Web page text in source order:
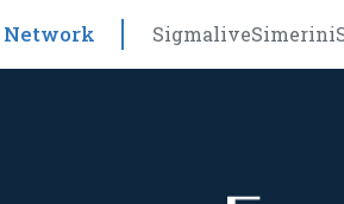
SigmaliveSimerini